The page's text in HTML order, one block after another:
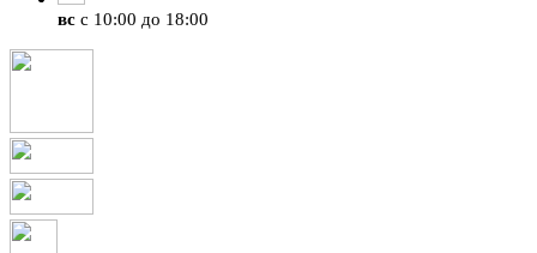
вс с 10:00 до 18:00